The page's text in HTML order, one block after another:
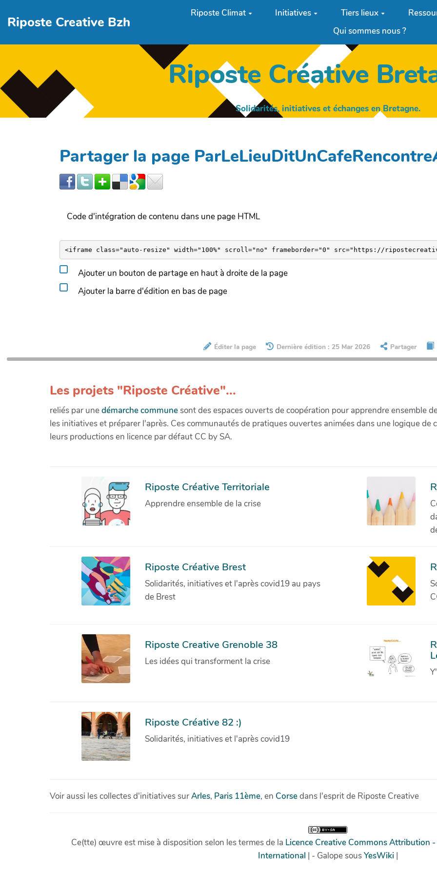
Riposte Creative Bzh
Riposte Climat Initiatives Tiers lieux
Qui sommes nous ?
Riposte Créative
Solidarités, initiatives et échanges en Bretagne.
Partager la page
Code d'intégration de contenu dans une page HTML
Ajouter un bouton de partage en haut à droite de la page
Ajouter la barre d'édition en bas de page
Éditer la page Dernière édition : 25 Mar 2026 Partager